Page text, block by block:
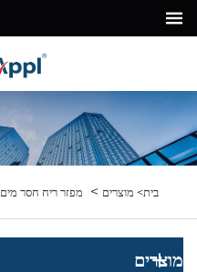
בית> מוצרים > מפזר ריח חסר מים
מוצרים